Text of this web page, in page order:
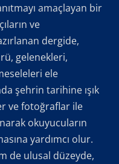
amaçlayan bir
ve
dergide,
gelenekleri,
ele
şehrin tarihine ışık
ve fotoğraflar ile
okuyucuların
yardımcı olur.
de ulusal düzeyde,